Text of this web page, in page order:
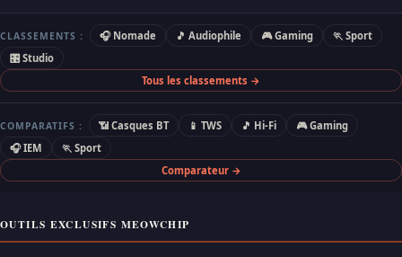
CLASSEMENTS : 🎧 Nomade 🎵 Audiophile 🎮 Gaming
🏃 Sport
🎛 Studio
Tous les classements →
COMPARATIFS : 📶 Casques BT 📱 TWS 🎵 Hi-Fi
🎮 Gaming
🎧 IEM
🏃 Sport
Comparateur →
OUTILS EXCLUSIFS MEOWCHIP